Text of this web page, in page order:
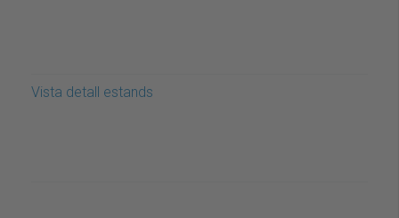
Vista detall estands